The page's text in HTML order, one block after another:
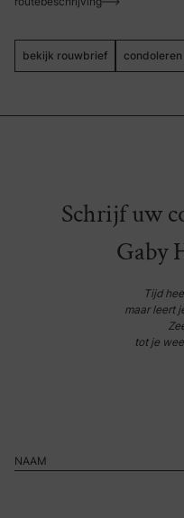
bekijk rouwbrief condoleren
Schrijf uw
Gaby
Tijd
maar leert
tot je